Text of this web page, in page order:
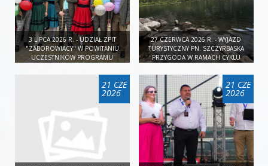
3 LIPCA 2026 R. - UDZIAŁ ZPIT
"ZABOROWIACY" W POWITANIU
UCZESTNIKÓW PROGRAMU
27 CZERWCA 2026 R. - WYJAZD
TURYSTYCZNY PN. SZCZYRBASKA
PRZYGODA W RAMACH CYKLU
21 CZE
2026
21 CZE
2026